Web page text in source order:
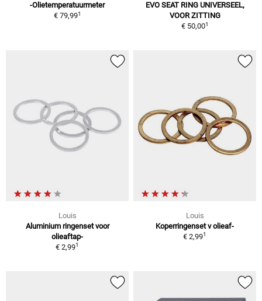
-Olietemperatuurmeter
€ 79,991
EVO SEAT RING UNIVERSEEL,
VOOR ZITTING
€ 50,001
Louis
Aluminium ringenset voor
olieaftap-
€ 2,991
Louis
Koperringenset v olieaf-
€ 2,991